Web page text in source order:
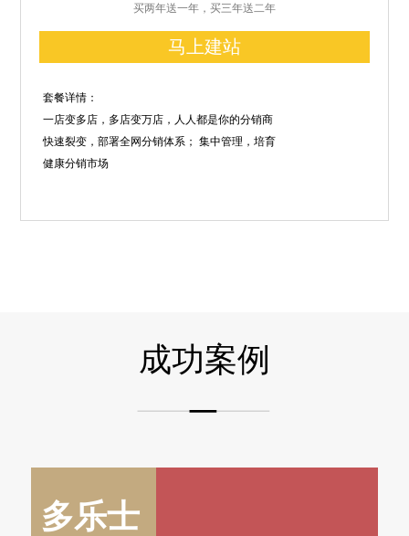
买两年送一年，买三年送二年
马上建站
套餐详情：
一店变多店，多店变万店，人人都是你的分销商
快速裂变，部署全网分销体系； 集中管理，培育
健康分销市场
成功案例
多乐士